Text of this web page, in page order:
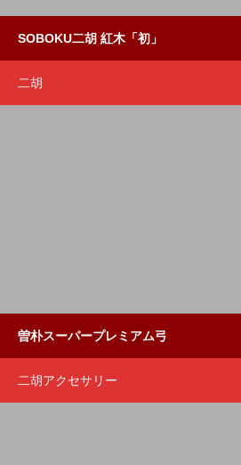
SOBOKU二胡 紅木「初」
二胡
曽朴スーパープレミアム弓
二胡アクセサリー